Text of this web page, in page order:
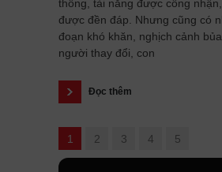
thông, tài năng được công
được đền đáp. Nhưng cũng có
đoạn khó khăn, nghịch cảnh
người thay đổi, con
Đọc thêm
1 2 3 4 5